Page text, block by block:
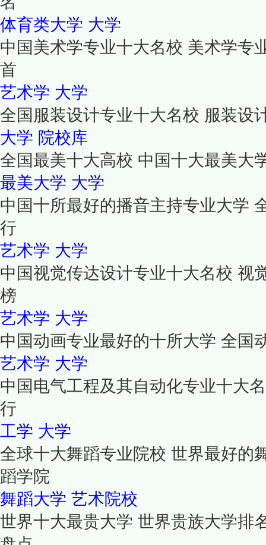
体育类大学 大学
中国美术学专业十大名校 美术学专
首
艺术学 大学
全国服装设计专业十大名校 服装设
大学 院校库
全国最美十大高校 中国十大最美大
最美大学 大学
中国十所最好的播音主持专业大学
行
艺术学 大学
中国视觉传达设计专业十大名校 视
榜
艺术学 大学
中国动画专业最好的十所大学 全国
艺术学 大学
中国电气工程及其自动化专业十大
行
工学 大学
全球十大舞蹈专业院校 世界最好的
蹈学院
舞蹈大学 艺术院校
世界十大最贵大学 世界贵族大学排